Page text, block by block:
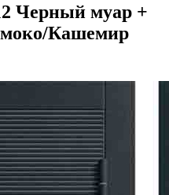
Черный муар +
Кашемир